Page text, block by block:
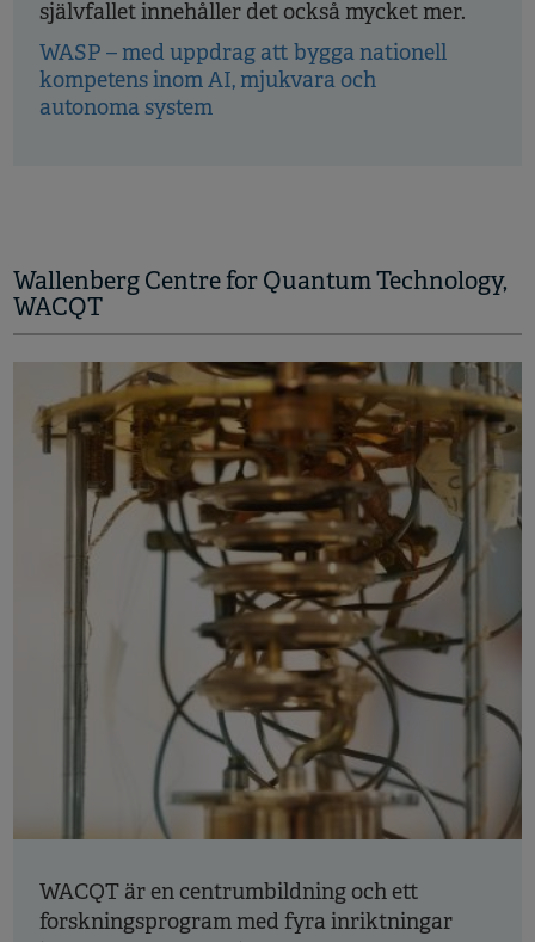
självfallet innehåller det också mycket mer.
WASP – med uppdrag att bygga nationell
kompetens inom AI, mjukvara och
autonoma system
Wallenberg Centre for Quantum Technology,
WACQT
WACQT är en centrumbildning och ett
forskningsprogram med fyra inriktningar